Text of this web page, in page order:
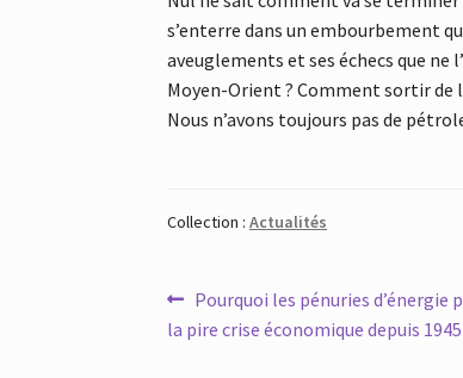
s’enterre dans un embourbement
aveuglements et ses échecs que ne
Moyen-Orient ? Comment sortir de
Nous n’avons toujours pas de
Collection :Actualités
Navigation
de
Article
précédent :
Pourquoi les pénuries
la pire crise économique depuis 1945